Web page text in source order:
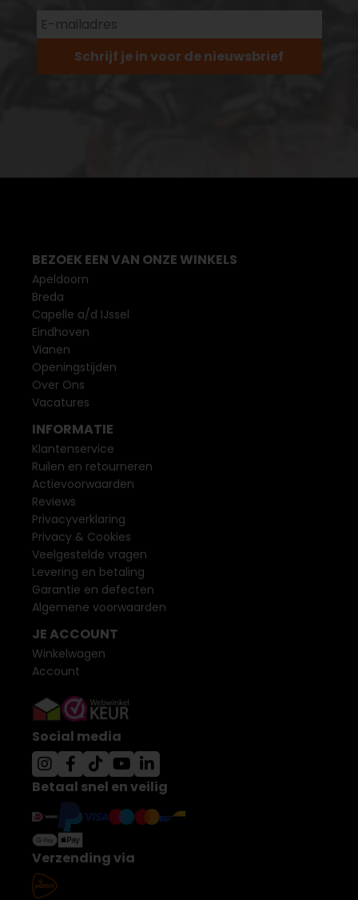
Schrijf je in voor de nieuwsbrief
BEZOEK EEN VAN ONZE WINKELS
Apeldoorn
Breda
Capelle a/d IJssel
Eindhoven
Vianen
Openingstijden
Over Ons
Vacatures
INFORMATIE
Klantenservice
Ruilen en retourneren
Actievoorwaarden
Reviews
Privacyverklaring
Privacy & Cookies
Veelgestelde vragen
Levering en betaling
Garantie en defecten
Algemene voorwaarden
JE ACCOUNT
Winkelwagen
Account
Social media
Betaal snel en veilig
Verzending via